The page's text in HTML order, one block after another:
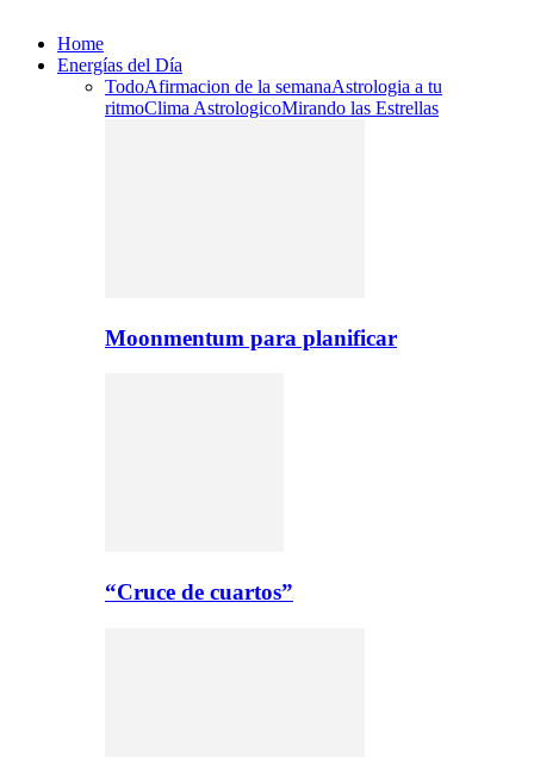
Home
Energías del Día
TodoAfirmacion de la semanaAstrologia a tu
ritmoClima AstrologicoMirando las Estrellas
Moonmentum para planificar
“Cruce de cuartos”